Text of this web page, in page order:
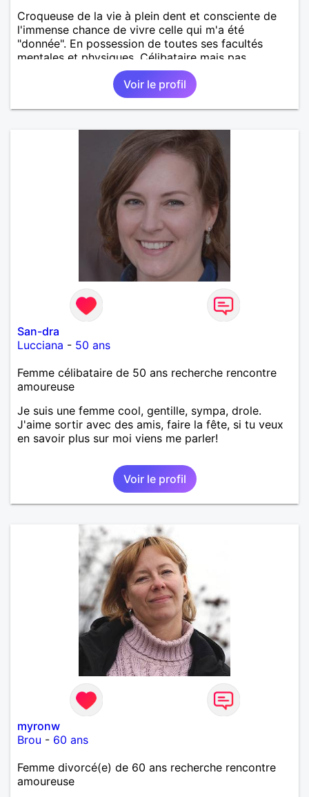
Croqueuse de la vie à plein dent et consciente de
l'immense chance de vivre celle qui m'a été
"donnée". En possession de toutes ses facultés
mentales et physiques. Célibataire mais pas
solitaire, je mène une vie bien remplie. Je ne suis
pas sur ce site par dépit, ni en tant que
représentatrice de la Femme Divorcée Mal dans sa
peau. A bientôt.
Voir le profil
San-dra
Lucciana - 50 ans
Femme célibataire de 50 ans recherche rencontre
amoureuse
Je suis une femme cool, gentille, sympa, drole.
J'aime sortir avec des amis, faire la fête, si tu veux
en savoir plus sur moi viens me parler!
Voir le profil
myronw
Brou - 60 ans
Femme divorcé(e) de 60 ans recherche rencontre
amoureuse